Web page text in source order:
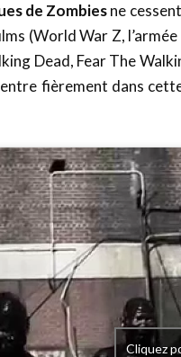
de Zombiesne
(World War Z,
Dead, Fear The
fièrement dans
Cliquez